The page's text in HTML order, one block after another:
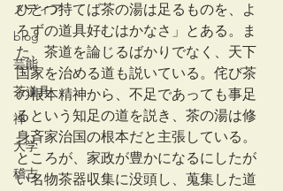
メディア
blog
芸能
茶道具
禅
大学
稽古
ひとつ持てば茶の湯は足るものを、よ
ろずの道具好むはかなさ」とある。ま
た、茶道を論じるばかりでなく、天下
国家を治める道も説いている。侘び茶
の根本精神から、不足であっても事足
るという知足の道を説き、茶の湯は修
身斉家治国の根本だと主張している。
ところが、家政が豊かになるにしたが
い名物茶器収集に没頭し、蒐集した道